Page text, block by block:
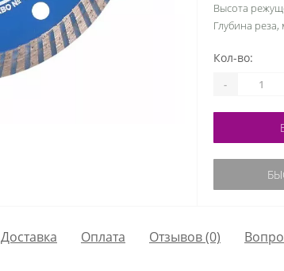
Высота
Глубина реза,
Кол-во:
-
Доставка Оплата Отзывов (0)